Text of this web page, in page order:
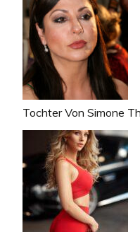
Tochter Von Simone